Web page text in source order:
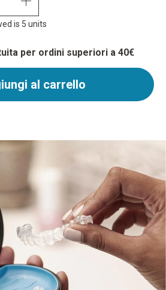
is 5 units
per ordini superiori a 40€
al carrello